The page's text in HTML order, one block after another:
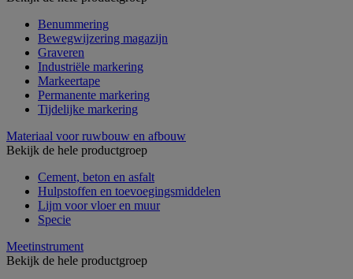
Benummering
Bewegwijzering magazijn
Graveren
Industriële markering
Markeertape
Permanente markering
Tijdelijke markering
Materiaal voor ruwbouw en afbouw
Bekijk de hele productgroep
Cement, beton en asfalt
Hulpstoffen en toevoegingsmiddelen
Lijm voor vloer en muur
Specie
Meetinstrument
Bekijk de hele productgroep